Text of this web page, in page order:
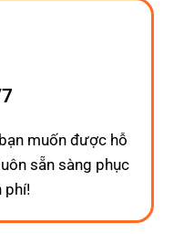
muốn được hỗ
sẵn sàng phục
phí!